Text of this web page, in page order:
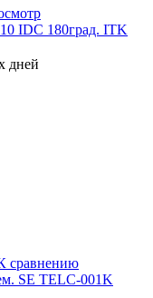
IDC 180град. ITK
дней
сравнению